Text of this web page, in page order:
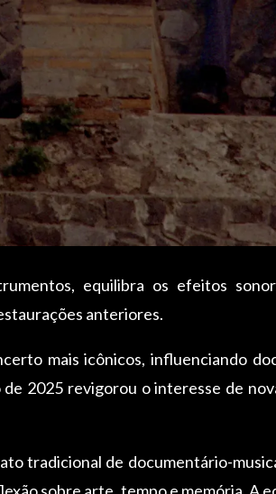
equilibra os efeitos
anteriores.
mais icônicos, influenciando
2025 revigorou o interesse de
tradicional de documentário-